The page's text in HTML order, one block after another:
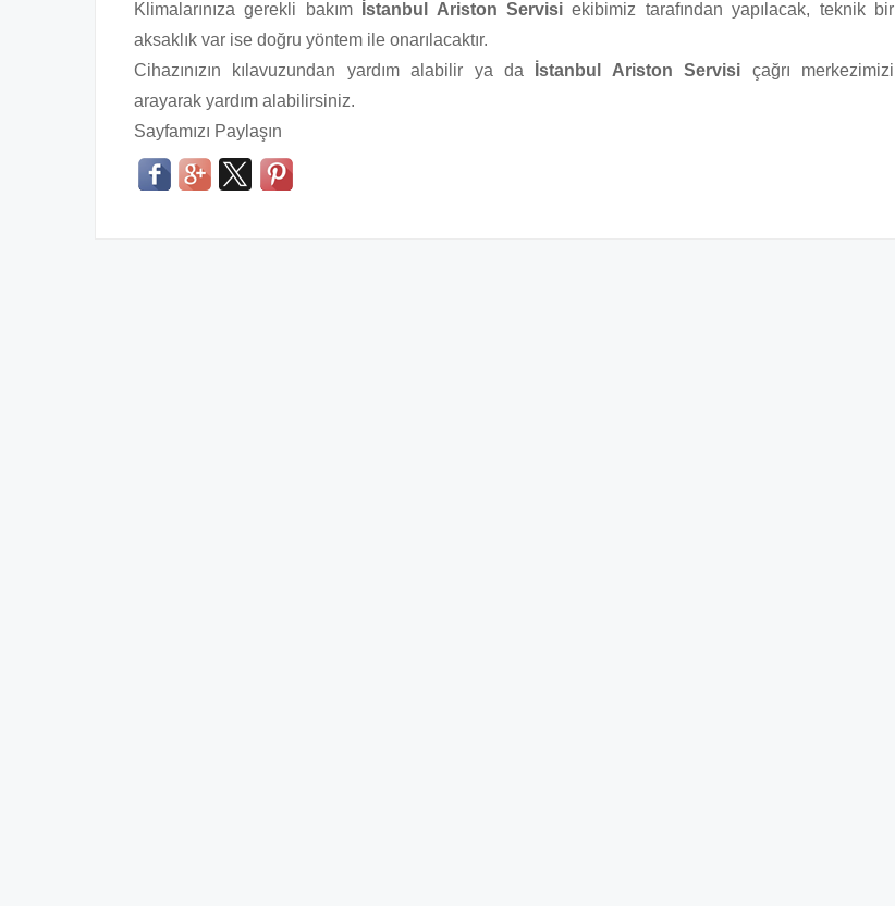
Klimalarınıza gerekli bakım
İstanbul Ariston Servisiekibimiz tarafından yapılacak, teknik bir
aksaklık var ise doğru yöntem ile onarılacaktır.
Cihazınızın kılavuzundan yardım alabilir ya da
İstanbul Ariston Servisi çağrı merkezimizi
arayarak yardım alabilirsiniz.
Sayfamızı Paylaşın